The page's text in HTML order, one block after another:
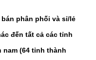
phân phối và sỉ/lẻ
đến tất cả các tỉnh
nam (64 tỉnh thành